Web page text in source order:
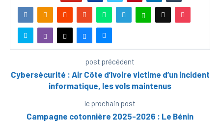
post précédent
Cybersécurité : Air Côte d’Ivoire victime d’un incident
informatique, les vols maintenus
le prochain post
Campagne cotonnière 2025-2026 : Le Bénin